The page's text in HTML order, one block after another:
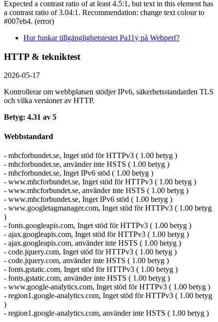
Expected a contrast ratio of at least 4.5:1, but text in this element has
a contrast ratio of 3.04:1. Recommendation: change text colour to
#007eb4. (error)
Hur funkar tillgänglighetstestet Pa11y på Webperf?
HTTP & tekniktest
2026-05-17
Kontrollerar om webbplatsen stödjer IPv6, säkerhets­standarden TLS
och vilka versioner av HTTP.
Betyg: 4.31 av 5
Webbstandard
- mhcforbundet.se, Inget stöd för HTTPv3 ( 1.00 betyg )
- mhcforbundet.se, använder inte HSTS ( 1.00 betyg )
- mhcforbundet.se, Inget IPv6 stöd ( 1.00 betyg )
- www.mhcforbundet.se, Inget stöd för HTTPv3 ( 1.00 betyg )
- www.mhcforbundet.se, använder inte HSTS ( 1.00 betyg )
- www.mhcforbundet.se, Inget IPv6 stöd ( 1.00 betyg )
- www.googletagmanager.com, Inget stöd för HTTPv3 ( 1.00 betyg
)
- fonts.googleapis.com, Inget stöd för HTTPv3 ( 1.00 betyg )
- ajax.googleapis.com, Inget stöd för HTTPv3 ( 1.00 betyg )
- ajax.googleapis.com, använder inte HSTS ( 1.00 betyg )
- code.jquery.com, Inget stöd för HTTPv3 ( 1.00 betyg )
- code.jquery.com, använder inte HSTS ( 1.00 betyg )
- fonts.gstatic.com, Inget stöd för HTTPv3 ( 1.00 betyg )
- fonts.gstatic.com, använder inte HSTS ( 1.00 betyg )
- www.google-analytics.com, Inget stöd för HTTPv3 ( 1.00 betyg )
- region1.google-analytics.com, Inget stöd för HTTPv3 ( 1.00 betyg
)
- region1.google-analytics.com, använder inte HSTS ( 1.00 betyg )